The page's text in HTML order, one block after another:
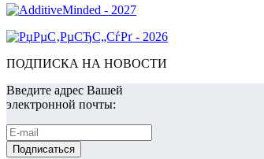
ПОДПИСКА НА НОВОСТИ
Введите адрес Вашей
электронной почты: